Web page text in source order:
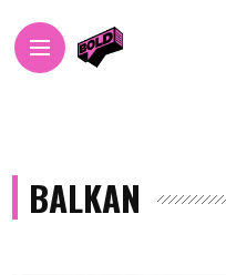
BALKAN